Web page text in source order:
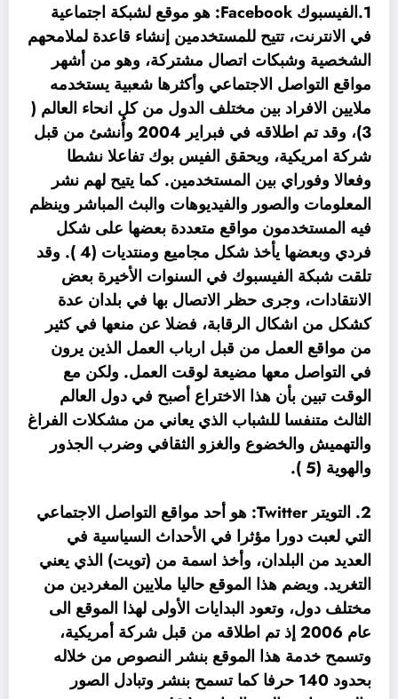
1.الفيسبوك Facebook: هو موقع لشبكة اجتماعية
في الانترنت، تتيح للمستخدمين إنشاء قاعدة لملامحهم
الشخصية وشبكات اتصال مشتركة، وهو من أشهر
مواقع التواصل الاجتماعي وأكثرها شعبية يستخدمه
ملايين الافراد بين مختلف الدول من كل انحاء العالم (
3)، وقد تم اطلاقه في فبراير 2004 وأُنشئ من قبل
شركة امريكية، ويحقق الفيس بوك تفاعلا نشطا
وفعالا وفوراي بين المستخدمين. كما يتيح لهم نشر
المعلومات والصور والفيديوهات والبث المباشر وينظم
فيه المستخدمون مواقع متعددة بعضها على شكل
فردي وبعضها يأخذ شكل مجاميع ومنتديات (4 ). وقد
تلقت شبكة الفيسبوك في السنوات الأخيرة بعض
الانتقادات، وجرى حظر الاتصال بها في بلدان عدة
كشكل من اشكال الرقابة، فضلا عن منعها في كثير
من مواقع العمل من قبل ارباب العمل الذين يرون
في التواصل معها مضيعة لوقت العمل. ولكن مع
الوقت تبين بأن هذا الاختراع أصبح في دول العالم
الثالث متنفسا للشباب الذي يعاني من مشكلات الفراغ
والتهميش والخضوع والغزو الثقافي وضرب الجذور
والهوية (5 ).
2. التويتر Twitter: هو أحد مواقع التواصل الاجتماعي
التي لعبت دورا مؤثرا في الأحداث السياسية في
العديد من البلدان، وأخذ اسمة من (تويت) الذي يعني
التغريد. ويضم هذا الموقع حاليا ملايين المغردين من
مختلف دول، وتعود البدايات الأولى لهذا الموقع الى
عام 2006 إذ تم اطلاقه من قبل شركة أمريكية،
وتسمح خدمة هذا الموقع بنشر النصوص من خلاله
بحدود 140 حرفا كما تسمح بنشر وتبادل الصور